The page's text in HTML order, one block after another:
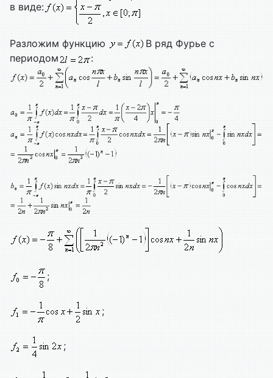
в виде:
Разложим функцию
В ряд Фурье с
периодом
:
;
;
;